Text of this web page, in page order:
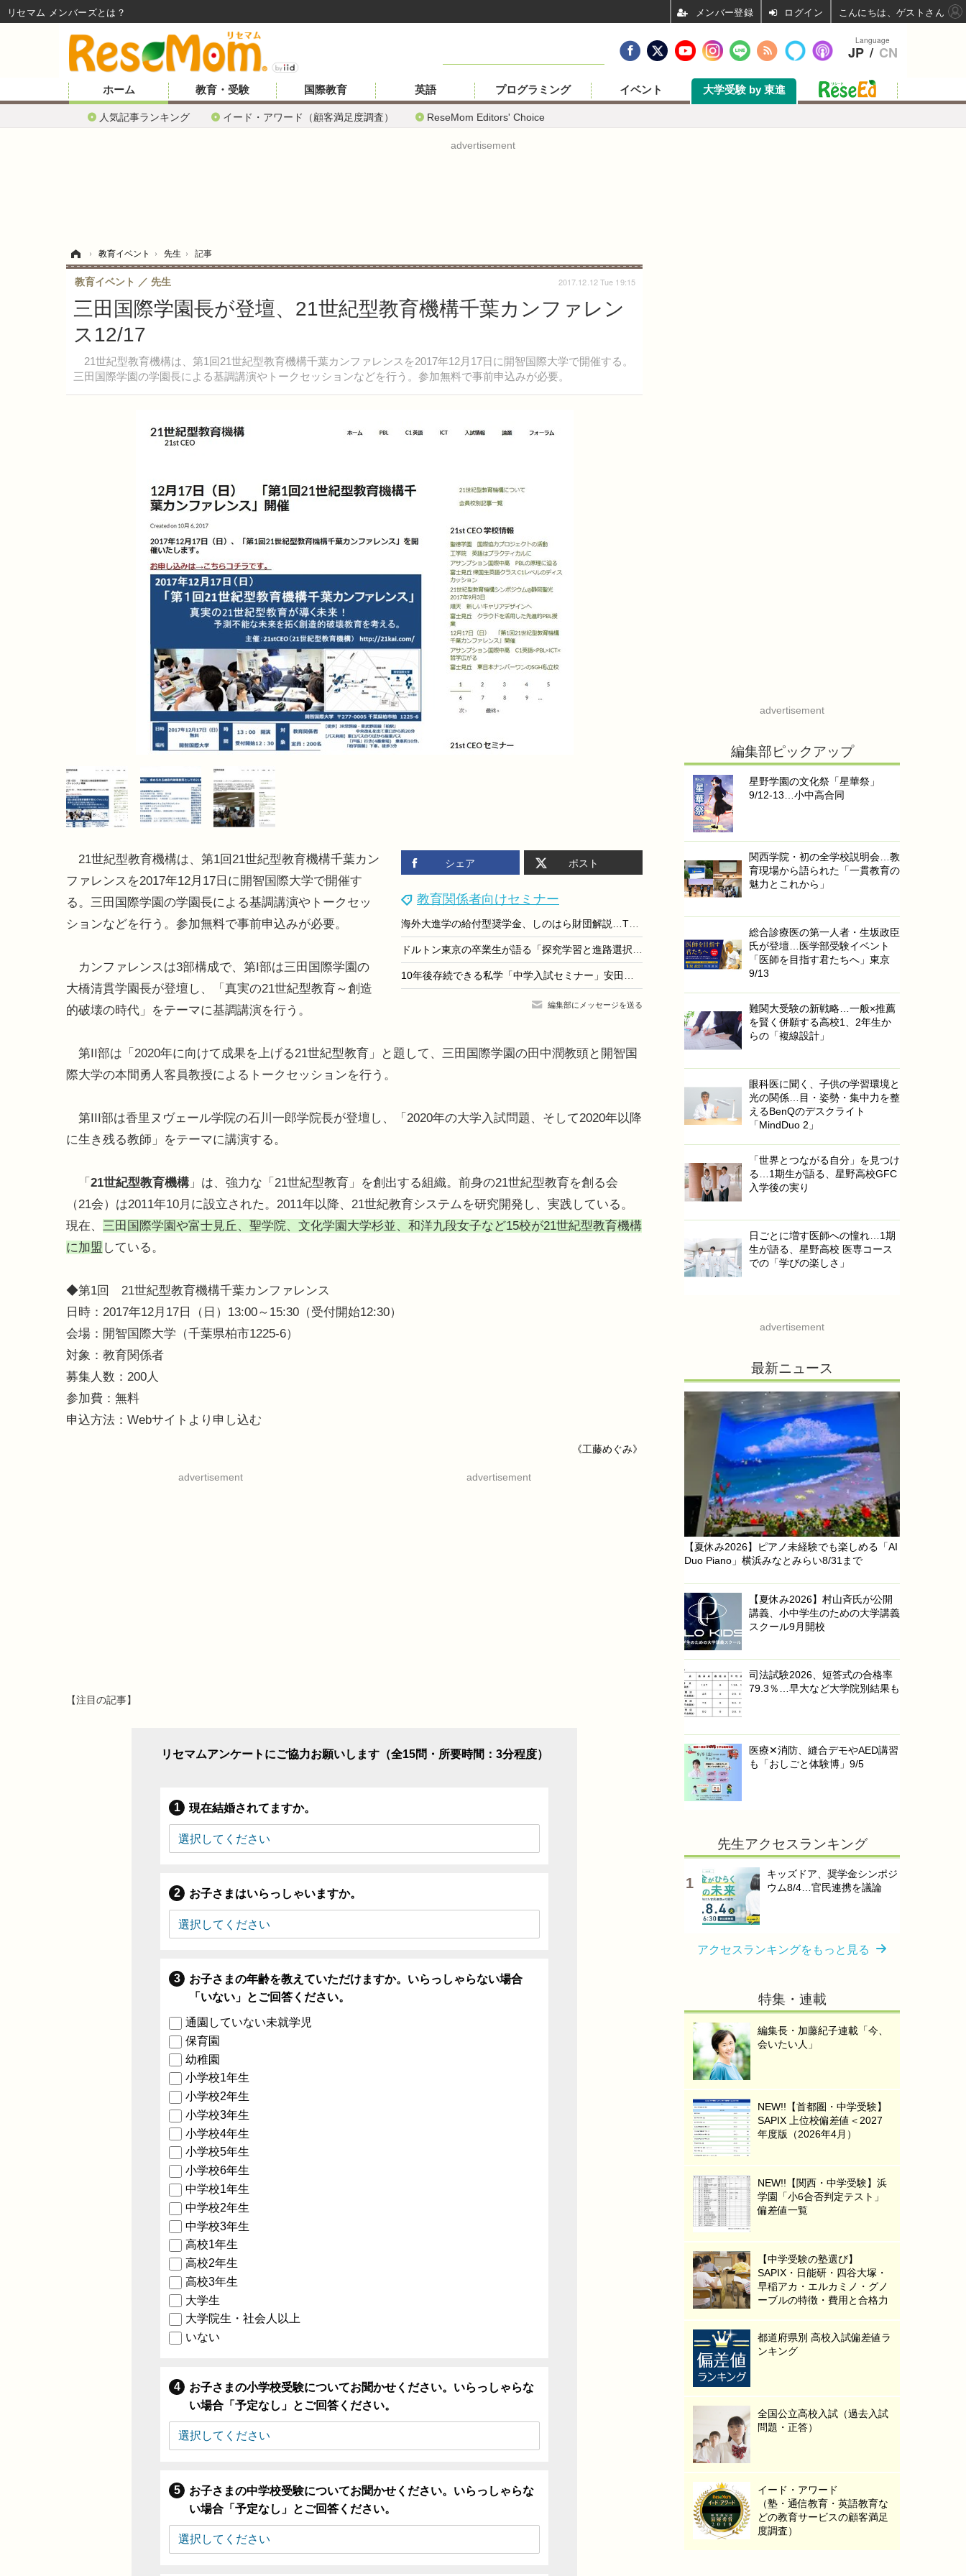
ホーム
人気記事ランキング イード・アワード（顧客満足度調査） ReseMom Editors' Choice
教育・受験 国際教育 英語 プログラミング イベント 大学受験 by 東進
advertisement
› 教育イベント › 先生 › 記事
三田国際学園長が登壇、21世紀型教育機構千葉カンファレン
ス12/17
21世紀型教育機構は、第1回21世紀型教育機構千葉カンファレンスを2017年12月17日に開智国際大学で開催する。
三田国際学園の学園長による基調講演やトークセッションなどを行う。参加無料で事前申込みが必要。
教育イベント 先生 2017.12.12 Tue 19:15
シェア ポスト
教育関係者向けセミナー
海外大進学の給付型奨学金、しのはら財団解説…TOAST座談会最終回
ドルトン東京の卒業生が語る「探究学習と進路選択」オンライン3/8
10年後存続できる私学「中学入試セミナー」安田教育研究所
編集部にメッセージを送る
21世紀型教育機構は、第1回21世紀型教育機構千葉カン
ファレンスを2017年12月17日に開智国際大学で開催す
る。三田国際学園の学園長による基調講演やトークセッ
ションなどを行う。参加無料で事前申込みが必要。
カンファレンスは3部構成で、第I部は三田国際学園の
大橋清貫学園長が登壇し、「真実の21世紀型教育～創造
的破壊の時代」をテーマに基調講演を行う。
第II部は「2020年に向けて成果を上げる21世紀型教育」と題して、三田国際学園の田中潤教頭と開智国
際大学の本間勇人客員教授によるトークセッションを行う。
第III部は香里ヌヴェール学院の石川一郎学院長が登壇し、「2020年の大学入試問題、そして2020年以降
に生き残る教師」をテーマに講演する。
「 21世紀型教育機構 」は、強力な「21世紀型教育」を創出する組織。前身の21世紀型教育を創る会
（21会）は2011年10月に設立された。2011年以降、21世紀教育システムを研究開発し、実践している。
現在、 三田国際学園や富士見丘、聖学院、文化学園大学杉並、和洋九段女子など15校が21世紀型教育機構
に加盟 している。
◆第1回 21世紀型教育機構千葉カンファレンス
日時：2017年12月17日（日）13:00～15:30（受付開始12:30）
会場：開智国際大学（千葉県柏市1225-6）
対象：教育関係者
募集人数：200人
参加費：無料
申込方法：Webサイトより申し込む
《工藤めぐみ》
advertisement advertisement
【注目の記事】
リセマムアンケートにご協力お願いします（全15問・所要時間：3分程度）
現在結婚されてますか。
お子さまはいらっしゃいますか。
お子さまの年齢を教えていただけますか。いらっしゃらない場合
「いない」とご回答ください。
通園していない未就学児
保育園
幼稚園
小学校1年生
小学校2年生
小学校3年生
小学校4年生
小学校5年生
小学校6年生
中学校1年生
中学校2年生
中学校3年生
高校1年生
高校2年生
高校3年生
大学生
大学院生・社会人以上
いない
お子さまの小学校受験についてお聞かせください。いらっしゃらな
い場合「予定なし」とご回答ください。
お子さまの中学校受験についてお聞かせください。いらっしゃらな
い場合「予定なし」とご回答ください。
advertisement
編集部ピックアップ
星野学園の文化祭「星華祭」
9/12-13…小中高合同
関西学院・初の全学校説明会…教
育現場から語られた「一貫教育の
魅力とこれから」
総合診療医の第一人者・生坂政臣
氏が登壇…医学部受験イベント
「医師を目指す君たちへ」東京
9/13
難関大受験の新戦略…一般×推薦
を賢く併願する高校1、2年生か
らの「複線設計」
眼科医に聞く、子供の学習環境と
光の関係…目・姿勢・集中力を整
えるBenQのデスクライト
「MindDuo 2」
「世界とつながる自分」を見つけ
る…1期生が語る、星野高校GFC
入学後の実り
日ごとに増す医師への憧れ…1期
生が語る、星野高校 医専コース
での「学びの楽しさ」
advertisement
最新ニュース
【夏休み2026】ピアノ未経験でも楽しめる「AI
Duo Piano」横浜みなとみらい8/31まで
【夏休み2026】村山斉氏が公開
講義、小中学生のための大学講義
スクール9月開校
司法試験2026、短答式の合格率
79.3％…早大など大学院別結果も
医療✕消防、縫合デモやAED講習
も「おしごと体験博」9/5
先生アクセスランキング
キッズドア、奨学金シンポジ
ウム8/4…官民連携を議論
アクセスランキングをもっと見る
特集・連載
編集長・加藤紀子連載「今、
会いたい人」
NEW!!【首都圏・中学受験】
SAPIX 上位校偏差値＜2027
年度版（2026年4月）
NEW!!【関西・中学受験】浜
学園「小6合否判定テスト」
偏差値一覧
【中学受験の塾選び】
SAPIX・日能研・四谷大塚・
早稲アカ・エルカミノ・グノ
ーブルの特徴・費用と合格力
都道府県別 高校入試偏差値ラ
ンキング
全国公立高校入試（過去入試
問題・正答）
イード・アワード
（塾・通信教育・英語教育な
どの教育サービスの顧客満足
度調査）
Language
JP / CN
リセマム メンバーズ ログイン こんにちは、ゲストさん